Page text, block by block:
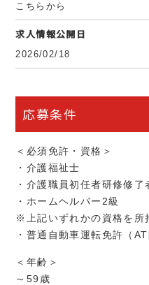
こちらから
求人情報公開日
2026/02/18
応募条件
＜必須免許・資格＞
・介護福祉士
・介護職員初任者研修修了
・ホームヘルパー2級
※上記いずれかの資格を所
・普通自動車運転免許（AT
＜年齢＞
～59歳